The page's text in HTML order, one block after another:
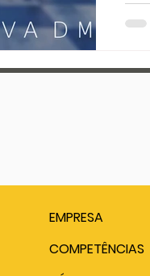
EMPRESA
COMPETÊNCIAS